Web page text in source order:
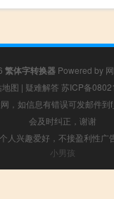
繁体字转换器Powered by
地图 | 疑难解答 苏ICP备
，如信息有错误可发邮件
会及时纠正，谢谢
人兴趣爱好，不接盈利性广
小男孩